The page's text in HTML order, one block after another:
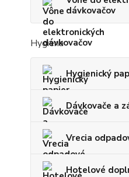
dávkovačov
Hygiena
Hygienický
Dávkovače a
Vrecia
Hotelové